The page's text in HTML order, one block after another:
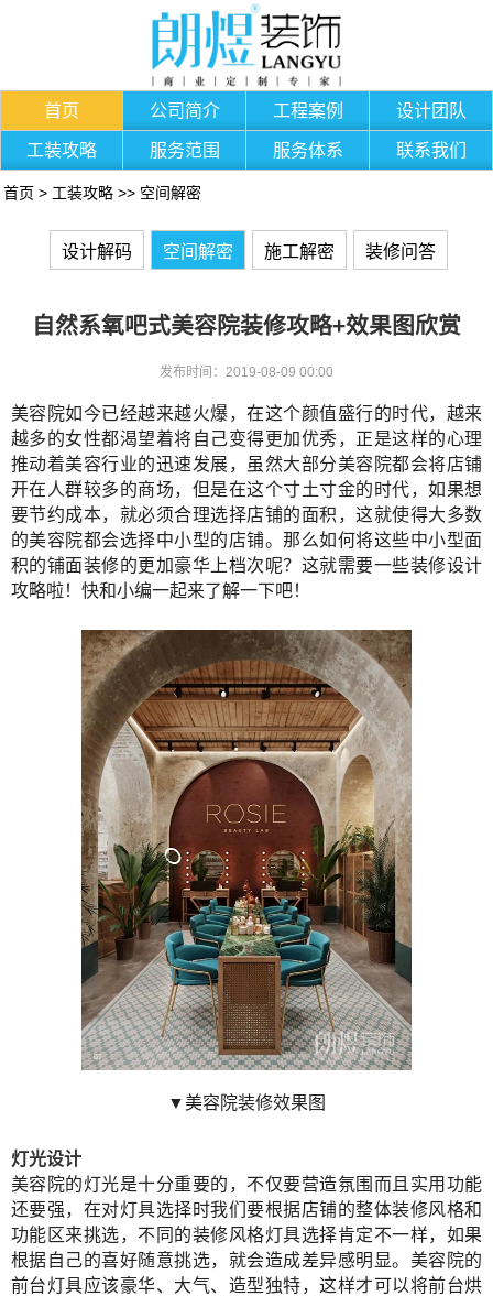
首页 公司简介 工程案例 设计团队
工装攻略 服务范围 服务体系 联系我们
首页 > 工装攻略 >> 空间解密
设计解码 空间解密 施工解密 装修问答
自然系氧吧式美容院装修攻略+效果图欣赏
发布时间：2019-08-09 00:00
美容院如今已经越来越火爆，在这个颜值盛行的时代，越来
越多的女性都渴望着将自己变得更加优秀，正是这样的心理
推动着美容行业的迅速发展，虽然大部分美容院都会将店铺
开在人群较多的商场，但是在这个寸土寸金的时代，如果想
要节约成本，就必须合理选择店铺的面积，这就使得大多数
的美容院都会选择中小型的店铺。那么如何将这些中小型面
积的铺面装修的更加豪华上档次呢？这就需要一些装修设计
攻略啦！快和小编一起来了解一下吧！
▼美容院装修效果图
灯光设计
美容院的灯光是十分重要的，不仅要营造氛围而且实用功能
还要强，在对灯具选择时我们要根据店铺的整体装修风格和
功能区来挑选，不同的装修风格灯具选择肯定不一样，如果
根据自己的喜好随意挑选，就会造成差异感明显。美容院的
前台灯具应该豪华、大气、造型独特，这样才可以将前台烘